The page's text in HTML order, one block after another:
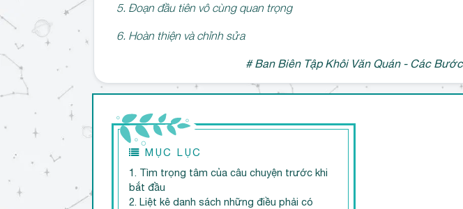
5. Đoạn đầu tiên vô cùng quan trọng
6. Hoàn thiện và chỉnh sửa
# Ban Biên Tập Khôi Văn Quán - Các
MỤC LỤC
1. Tìm trọng tâm của câu chuyện trước khi
bắt đầu
2. Liệt kê danh sách những điều phải có